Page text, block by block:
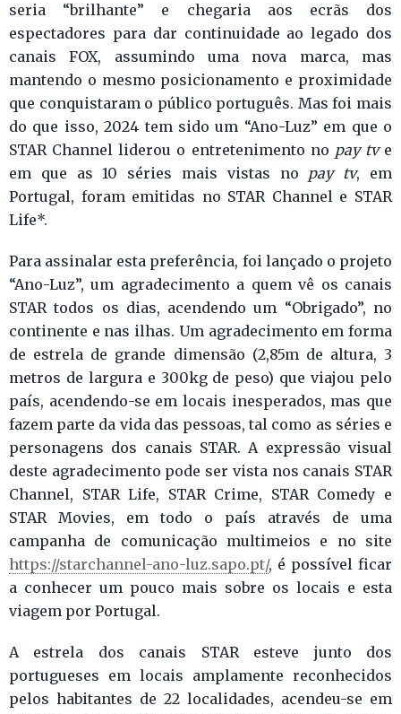
seria “brilhante” e chegaria aos ecrãs dos
espectadores para dar continuidade ao legado dos
canais FOX, assumindo uma nova marca, mas
mantendo o mesmo posicionamento e proximidade
que conquistaram o público português. Mas foi mais
do que isso, 2024 tem sido um “Ano-Luz” em que o
STAR Channel liderou o entretenimento no pay tve
em que as 10 séries mais vistas no pay tv, em
Portugal, foram emitidas no STAR Channel e STAR
Life*.
Para assinalar esta preferência, foi lançado o projeto
“Ano-Luz”, um agradecimento a quem vê os canais
STAR todos os dias, acendendo um “Obrigado”, no
continente e nas ilhas. Um agradecimento em forma
de estrela de grande dimensão (2,85m de altura, 3
metros de largura e 300kg de peso) que viajou pelo
país, acendendo-se em locais inesperados, mas que
fazem parte da vida das pessoas, tal como as séries e
personagens dos canais STAR. A expressão visual
deste agradecimento pode ser vista nos canais STAR
Channel, STAR Life, STAR Crime, STAR Comedy e
STAR Movies, em todo o país através de uma
campanha de comunicação multimeios e no site
https://starchannel-ano-luz.sapo.pt/, é possível ficar
a conhecer um pouco mais sobre os locais e esta
viagem por Portugal.
A estrela dos canais STAR esteve junto dos
portugueses em locais amplamente reconhecidos
pelos habitantes de 22 localidades, acendeu-se em